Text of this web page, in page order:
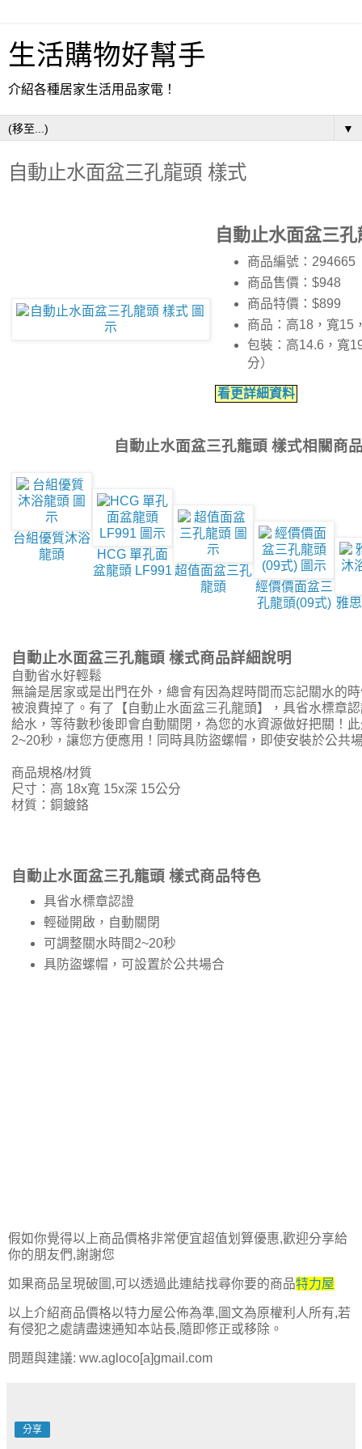
生活購物好幫手
介紹各種居家生活用品家電！
▼
自動止水面盆三孔龍頭 樣式
自動止水面盆三
商品編號：294665
商品售價：$948
商品特價： $899
商品：高18，寬15
包裝：高14.6，寬
分）
看更詳細資料
自動止水面盆三孔龍頭 樣式相關商
台組優質沐浴
龍頭
HCG 單孔面
盆龍頭 LF991 超值面盆三孔
龍頭
經價價面盆三
孔龍頭(09式) 雅
自動止水面盆三孔龍頭 樣式商品詳細說明
自動省水好輕鬆
無論是居家或是出門在外，總會有因為趕時間而忘記關水的
被浪費掉了。有了【自動止水面盆三孔龍頭】，具省水標章
給水，等待數秒後即會自動關閉，為您的水資源做好把關！
2~20秒，讓您方便應用！同時具防盜螺帽，即使安裝於公共
商品規格/材質
尺寸：高 18x寬 15x深 15公分
材質：銅鍍鉻
自動止水面盆三孔龍頭 樣式商品特色
具省水標章認證
輕碰開啟，自動關閉
可調整關水時間2~20秒
具防盜螺帽，可設置於公共場合
假如你覺得以上商品價格非常便宜超值划算優惠,歡迎分享給
你的朋友們,謝謝您
如果商品呈現破圖,可以透過此連結找尋你要的商品特力屋
以上介紹商品價格以特力屋公佈為準,圖文為原權利人所有,若
有侵犯之處請盡速通知本站長,隨即修正或移除。
問題與建議: ww.agloco[a]gmail.com
分享